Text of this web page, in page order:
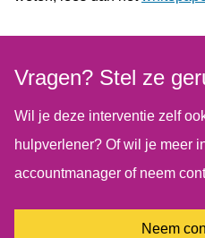
Vragen? Stel ze
Wil je deze interventie zelf
hulpverlener? Of wil je meer
accountmanager of neem
Neem